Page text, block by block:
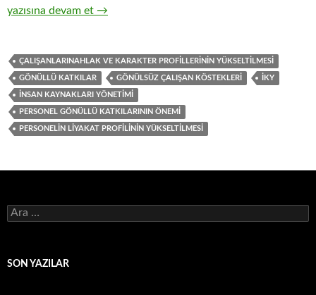
24-İnsan kaynakları yönetimi anlayışının, çalışan kıymetinin
yazısına devam et →
ÇALIŞANLARINAHLAK VE KARAKTER PROFILLERININ YÜKSELTILMESI
GÖNÜLLÜ KATKILAR GÖNÜLSÜZ ÇALIŞAN KÖSTEKLERI İKY
INSAN KAYNAKLARI YÖNETIMI
PERSONEL GÖNÜLLÜ KATKILARININ ÖNEMI
PERSONELIN LIYAKAT PROFILININ YÜKSELTILMESI
A
r
a
SON YAZILAR